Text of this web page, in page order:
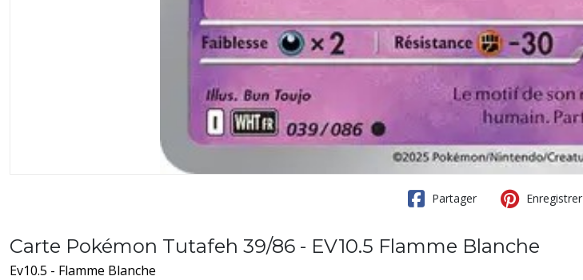
Partager Enregistrer
Carte Pokémon Tutafeh 39/86 - EV10.5 Flamme Blanche
Ev10.5 - Flamme Blanche